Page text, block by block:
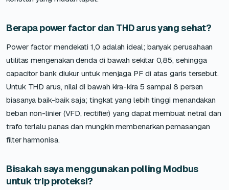
Berapa power factor dan THD arus yang sehat?
Power factor mendekati 1,0 adalah ideal; banyak perusahaan
utilitas mengenakan denda di bawah sekitar 0,85, sehingga
capacitor bank diukur untuk menjaga PF di atas garis tersebut.
Untuk THD arus, nilai di bawah kira-kira 5 sampai 8 persen
biasanya baik-baik saja; tingkat yang lebih tinggi menandakan
beban non-linier (VFD, rectifier) yang dapat membuat netral dan
trafo terlalu panas dan mungkin membenarkan pemasangan
filter harmonisa.
Bisakah saya menggunakan polling Modbus
untuk trip proteksi?